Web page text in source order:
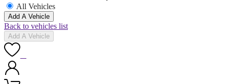
All Vehicles
Add A Vehicle
Back to vehicles list
Add A Vehicle